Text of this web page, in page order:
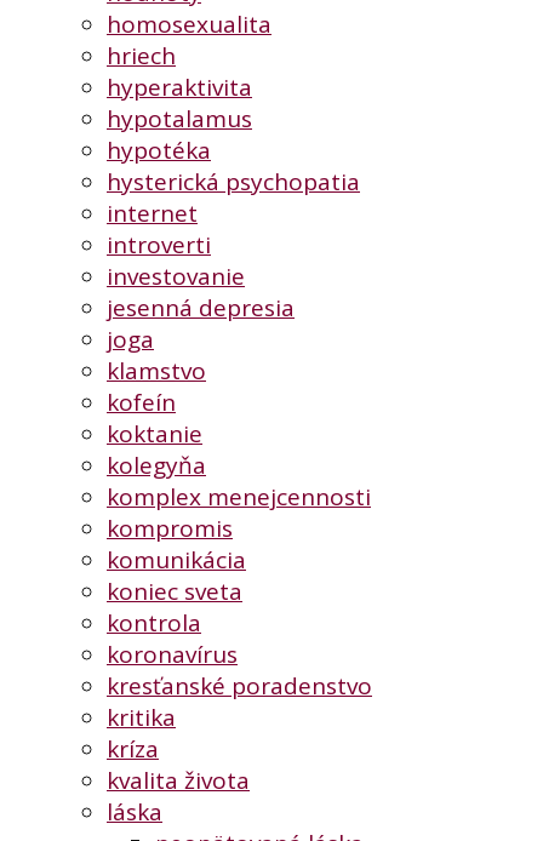
homosexualita
hriech
hyperaktivita
hypotalamus
hypotéka
hysterická psychopatia
internet
introverti
investovanie
jesenná depresia
joga
klamstvo
kofeín
koktanie
kolegyňa
komplex menejcennosti
kompromis
komunikácia
koniec sveta
kontrola
koronavírus
kresťanské poradenstvo
kritika
kríza
kvalita života
láska